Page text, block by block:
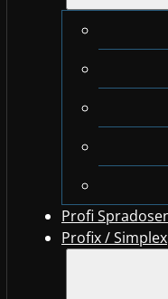
Profi
Profix / Simplex